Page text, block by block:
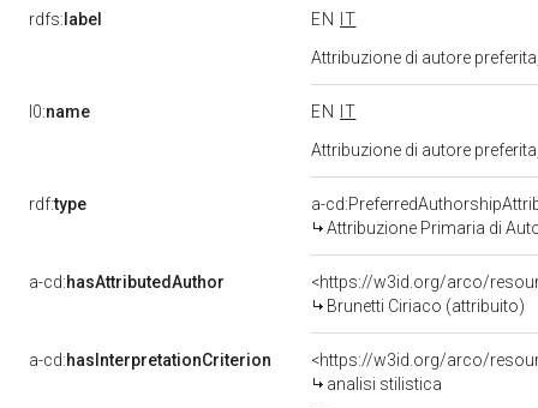
rdfs: label EN
IT
Attribuzione di autore
l0:name EN
IT
Attribuzione di autore
rdf:type
a-
Attribuzione Primaria di
a-cd:hasAttributedAuthor
<https://w3id.org/arco/
Brunetti Ciriaco (attribuito)
a-cd:hasInterpretationCriterion
<https://w3id.org/arco/
analisi stilistica